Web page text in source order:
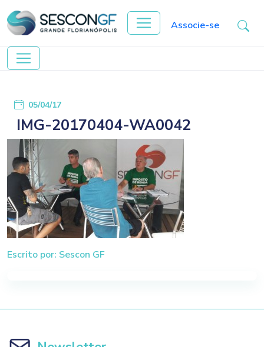
Associe-se
05/04/17
IMG-20170404-WA0042
Escrito por: Sescon GF